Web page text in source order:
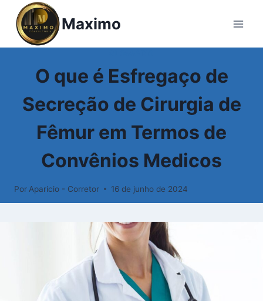
Pular
para
Maximo
O que é Esfregaço de
Secreção de Cirurgia de
Fêmur em Termos de
Convênios Medicos
Por Aparicio - Corretor 16 de junho de 2024